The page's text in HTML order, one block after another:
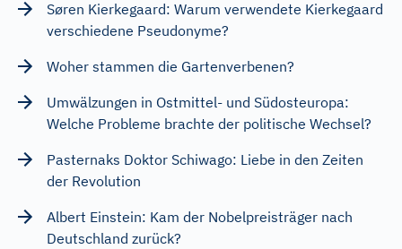
Søren Kierkegaard: Warum verwendete Kierkegaard
verschiedene Pseudonyme?
Woher stammen die Gartenverbenen?
Umwälzungen in Ostmittel- und Südosteuropa:
Welche Probleme brachte der politische Wechsel?
Pasternaks Doktor Schiwago: Liebe in den Zeiten
der Revolution
Albert Einstein: Kam der Nobelpreisträger nach
Deutschland zurück?